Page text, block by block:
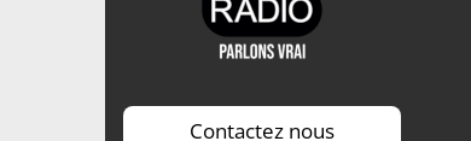
Contactez nous